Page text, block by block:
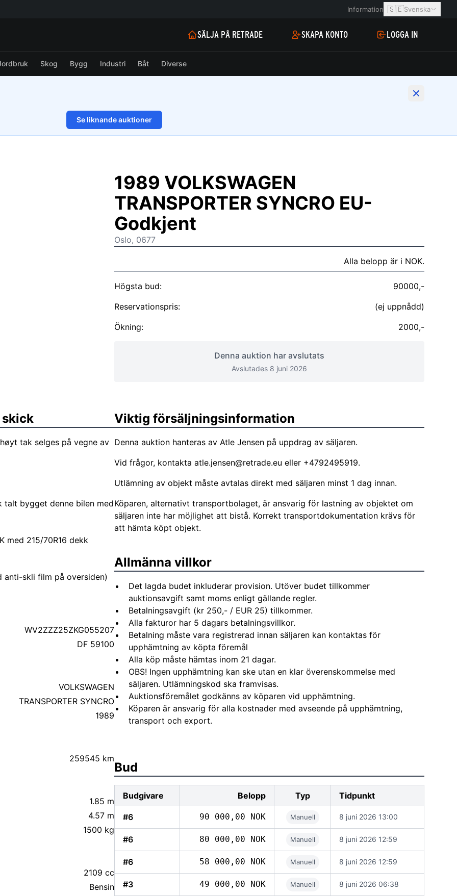
Information 🇸🇪Svenska
SÄLJA PÅ RETRADE SKAPA KONTO LOGGA IN
Skog Bygg Industri Båt Diverse
Se liknande auktioner
1/51
1989 VOLKSWAGEN
TRANSPORTER SYNCRO EU-
Godkjent
Oslo, 0677
Alla belopp är i NOK.
Högsta bud:
90000,-
Reservationspris:
(ej uppnådd)
Ökning:
2000,-
Denna auktion har avslutats
Avslutades 8 juni 2026
tak selges på vegne av
talt bygget denne bilen med
med 215/70R16 dekk
anti-skli film på oversiden)
ekstra sidevegger.
Coupe
til akkurat dette kjøretøyet
WV2ZZZ25ZKG055207
DF 59100
VOLKSWAGEN
TRANSPORTER SYNCRO
1989
259545 km
1.85 m
4.57 m
1500 kg
2109 cc
Bensin
Viktig försäljningsinformation
Denna auktion hanteras av Atle Jensen på uppdrag av säljaren.
Vid frågor, kontakta atle.jensen@retrade.eu eller +4792495919.
Utlämning av objekt måste avtalas direkt med säljaren minst 1 dag innan.
Köparen, alternativt transportbolaget, är ansvarig för lastning av objektet om
säljaren inte har möjlighet att bistå. Korrekt transportdokumentation krävs för
att hämta köpt objekt.
Allmänna villkor
Det lagda budet inkluderar provision. Utöver budet tillkommer
auktionsavgift samt moms enligt gällande regler.
Betalningsavgift (kr 250,- / EUR 25) tillkommer.
Alla fakturor har 5 dagars betalningsvillkor.
Betalning måste vara registrerad innan säljaren kan kontaktas för
upphämtning av köpta föremål
Alla köp måste hämtas inom 21 dagar.
OBS! Ingen upphämtning kan ske utan en klar överenskommelse med
säljaren. Utlämningskod ska framvisas.
Auktionsföremålet godkänns av köparen vid upphämtning.
Köparen är ansvarig för alla kostnader med avseende på upphämtning,
transport och export.
Bud
Budgivare Belopp Typ Tidpunkt
#6 90 000,00 NOK Manuell 8 juni 2026 13:00
#6 80 000,00 NOK Manuell 8 juni 2026 12:59
#6 58 000,00 NOK Manuell 8 juni 2026 12:59
#3 49 000,00 NOK Manuell 8 juni 2026 06:38